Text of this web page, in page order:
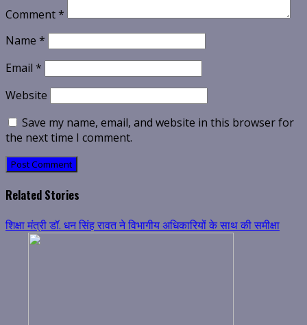
Comment*
Name *
Email *
Website
Save my name, email, and website in this browser for
the next time I comment.
Related Stories
शिक्षा मंत्री डॉ. धन सिंह रावत ने विभागीय अधिकारियों के साथ की समीक्षा